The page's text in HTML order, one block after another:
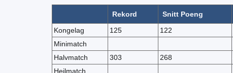
Rekord Snitt Poeng
Kongelag
125 122
Minimatch
Halvmatch
303 268
Heilmatch